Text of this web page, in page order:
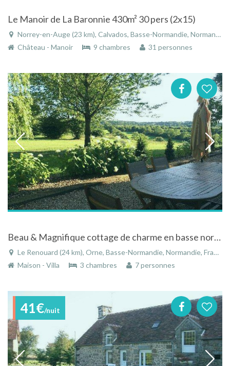
Le Manoir de La Baronnie 430m² 30 pers (2x15)
Norrey-en-Auge (23 km), Calvados, Basse-Normandie, Normandie, France
Château - Manoir
9 chambres 31 personnes
Beau & Magnifique cottage de charme en basse normandie
Le Renouard (24 km), Orne, Basse-Normandie, Normandie, France
Maison - Villa
3 chambres 7 personnes
41€/nuit